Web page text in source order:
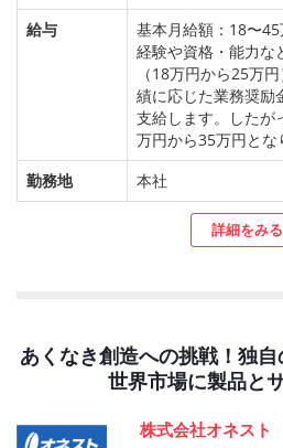
給与
基本月給額：18〜
経験や資格・能力な
（18万円から25万
績に応じた業務奨励
支給します。したが
万円から35万円とな
勤務地
本社
詳細をみる
あくなき創造への挑戦！独
世界市場に製品と
株式会社オネスト